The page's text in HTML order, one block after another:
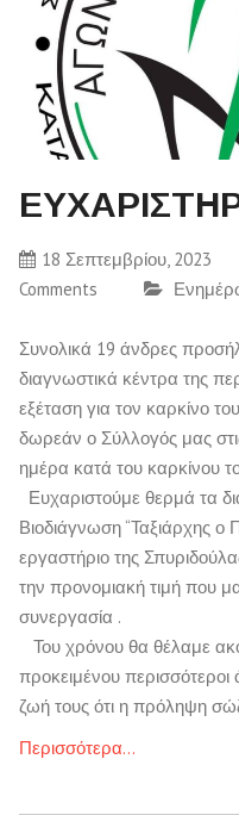
18 Σεπτεμβρίου, 2023
Comments
Συνολικά 19 άνδρες
διαγνωστικά κέντρα της
εξέταση για τον καρκίνο
δωρεάν ο Σύλλογός μας
ημέρα κατά του καρκίνου
Ευχαριστούμε θερμά τα
Βιοδιάγνωση “Ταξιάρχης ο
εργαστήριο της
την προνομιακή τιμή που
συνεργασία .
Του χρόνου θα θέλαμε
προκειμένου
ζωή τους ότι η πρόληψη
Περισσότερα…